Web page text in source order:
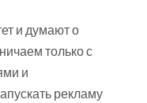
и думают о
только с
и
рекламу